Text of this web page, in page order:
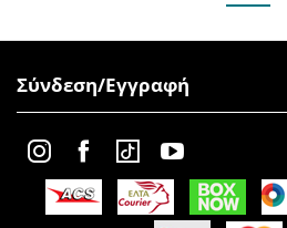
Σύνδεση/Εγγραφή